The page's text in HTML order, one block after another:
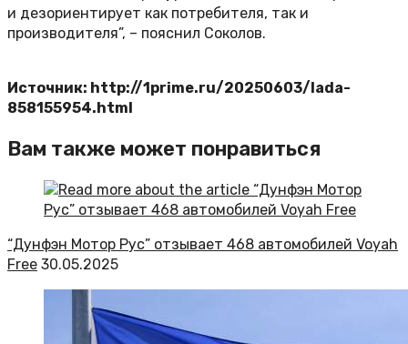
и дезориентирует как потребителя, так и
производителя”, – пояснил Соколов.
Источник: http://1prime.ru/20250603/lada-
858155954.html
Вам также может понравиться
“Дунфэн Мотор Рус” отзывает 468 автомобилей Voyah
Free 30.05.2025